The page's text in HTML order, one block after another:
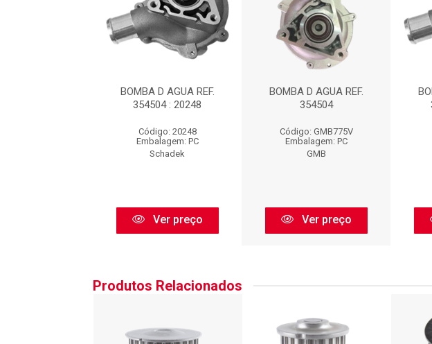
BOMBA D AGUA REF.
354504 : 20248
Código: 20248
Embalagem: PC
Schadek
Ver preço
BOMBA D AGUA REF.
354504
Código: GMB775V
Embalagem: PC
GMB
Ver preço
Produtos Relacionados